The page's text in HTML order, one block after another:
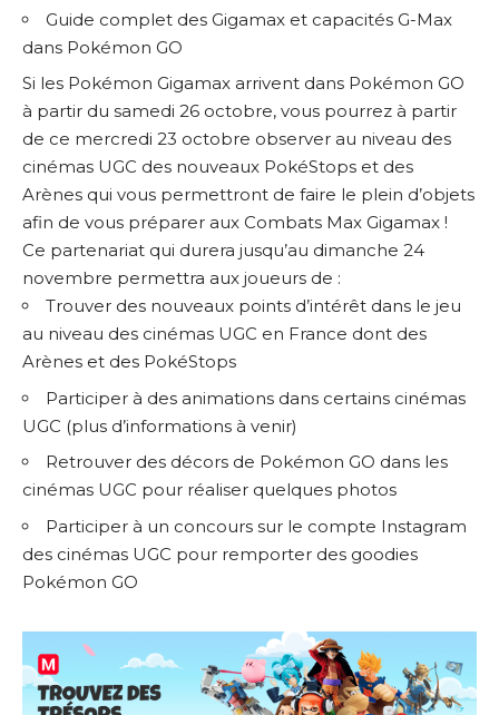
Guide complet des Gigamax et capacités G-Max
dans Pokémon GO
Si les Pokémon Gigamax arrivent dans Pokémon GO
à partir du samedi 26 octobre, vous pourrez à partir
de ce mercredi 23 octobre observer au niveau des
cinémas UGC des nouveaux PokéStops et des
Arènes qui vous permettront de faire le plein d’objets
afin de vous préparer aux Combats Max Gigamax !
Ce partenariat qui durera jusqu’au dimanche 24
novembre permettra aux joueurs de :
Trouver des nouveaux points d’intérêt dans le jeu
au niveau des cinémas UGC en France dont des
Arènes et des PokéStops
Participer à des animations dans certains cinémas
UGC (plus d’informations à venir)
Retrouver des décors de Pokémon GO dans les
cinémas UGC pour réaliser quelques photos
Participer à un concours sur le compte Instagram
des cinémas UGC pour remporter des goodies
Pokémon GO